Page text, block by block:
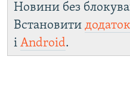
Новини без
Встановити додаток
і Android.